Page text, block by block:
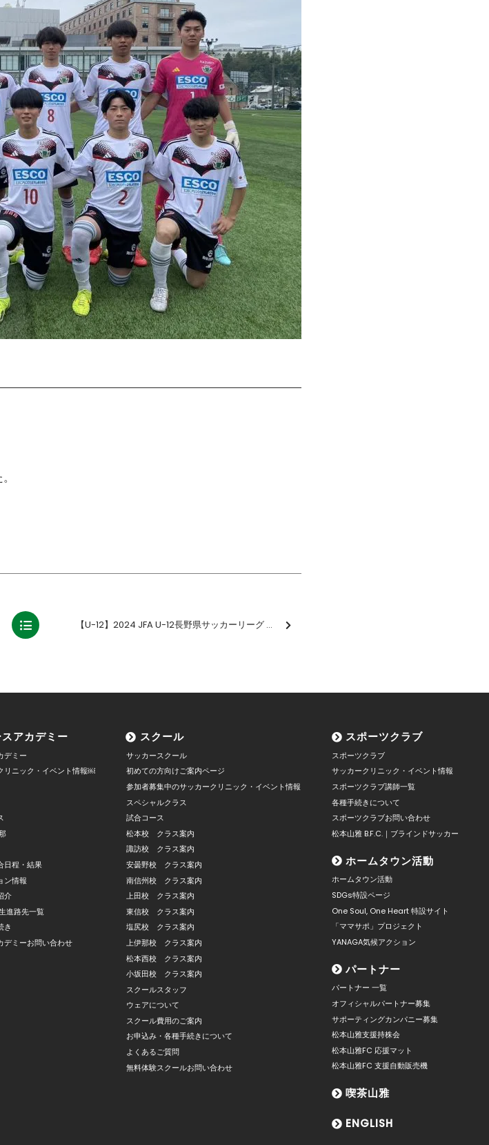
【U-12】2024 JFA U-12長野県サッカーリーグ 第2節 結果のお知らせ
アカデミー
デミー
リニック・イベント情報￼
日程・結果
ン情報
介
進路先一覧
き
デミーお問い合わせ
スクール
サッカースクール
初めての方向けご案内ページ
参加者募集中のサッカークリニック・イベント情報
スペシャルクラス
試合コース
松本校 クラス案内
諏訪校 クラス案内
安曇野校 クラス案内
南信州校 クラス案内
上田校 クラス案内
東信校 クラス案内
塩尻校 クラス案内
上伊那校 クラス案内
松本西校 クラス案内
小坂田校 クラス案内
スクールスタッフ
ウェアについて
スクール費用のご案内
お申込み・各種手続きについて
よくあるご質問
無料体験スクールお問い合わせ
スポーツクラブ
スポーツクラブ
サッカークリニック・イベント情報
スポーツクラブ講師一覧
各種手続きについて
スポーツクラブお問い合わせ
松本山雅 B.F.C.｜ブラインドサッカー
ホームタウン活動
ホームタウン活動
SDGs特設ページ
One Soul, One Heart 特設サイト
「ママサポ」プロジェクト
YANAGA気候アクション
パートナー
パートナー 一覧
オフィシャルパートナー募集
サポーティングカンパニー募集
松本山雅支援持株会
松本山雅FC 応援マット
松本山雅FC 支援自動販売機
喫茶山雅
ENGLISH